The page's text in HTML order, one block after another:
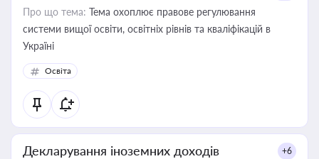
Про що тема: Тема охоплює правове регулювання
системи вищої освіти, освітніх рівнів та кваліфікацій в
Україні
Освіта
Декларування іноземних доходів +6